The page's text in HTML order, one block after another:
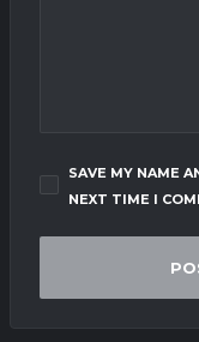
SAVE MY NAME
NEXT TIME I